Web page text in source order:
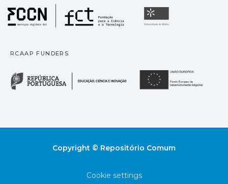
Fundação para a
RCAAP FUNDERS
República Portuguesa
Copyright © Repositório Comum
Cookie settings